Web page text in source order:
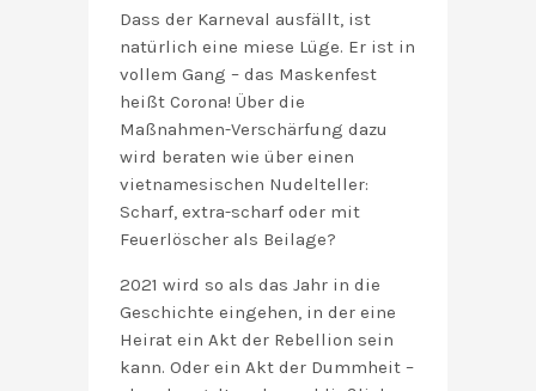
Dass der Karneval ausfällt, ist
natürlich eine miese Lüge. Er ist in
vollem Gang – das Maskenfest
heißt Corona! Über die
Maßnahmen-Verschärfung dazu
wird beraten wie über einen
vietnamesischen Nudelteller:
Scharf, extra-scharf oder mit
Feuerlöscher als Beilage?
2021 wird so als das Jahr in die
Geschichte eingehen, in der eine
Heirat ein Akt der Rebellion sein
kann. Oder ein Akt der Dummheit –